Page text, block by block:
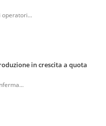
operatori...
in crescita a quota